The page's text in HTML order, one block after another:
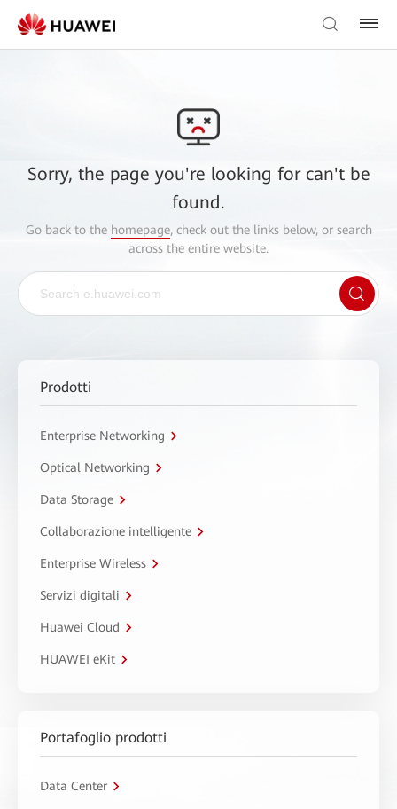
Sorry, the page you're looking for can't be
found.
Go back to the homepage, check out the links below, or search
across the entire website.
Prodotti
Enterprise Networking
Optical Networking
Data Storage
Collaborazione intelligente
Enterprise Wireless
Servizi digitali
Huawei Cloud
HUAWEI eKit
Portafoglio prodotti
Data Center